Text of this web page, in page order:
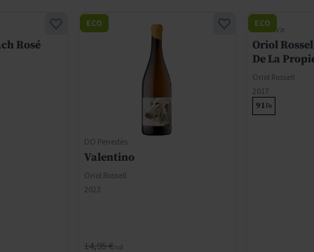
Rosé
DO Penedès
Valentino
Oriol Rossell
2023
Precio normal
14,95 €
ECO
DO Cava
Oriol
De La
Oriol Rossell
2017
91 Pe
ECO